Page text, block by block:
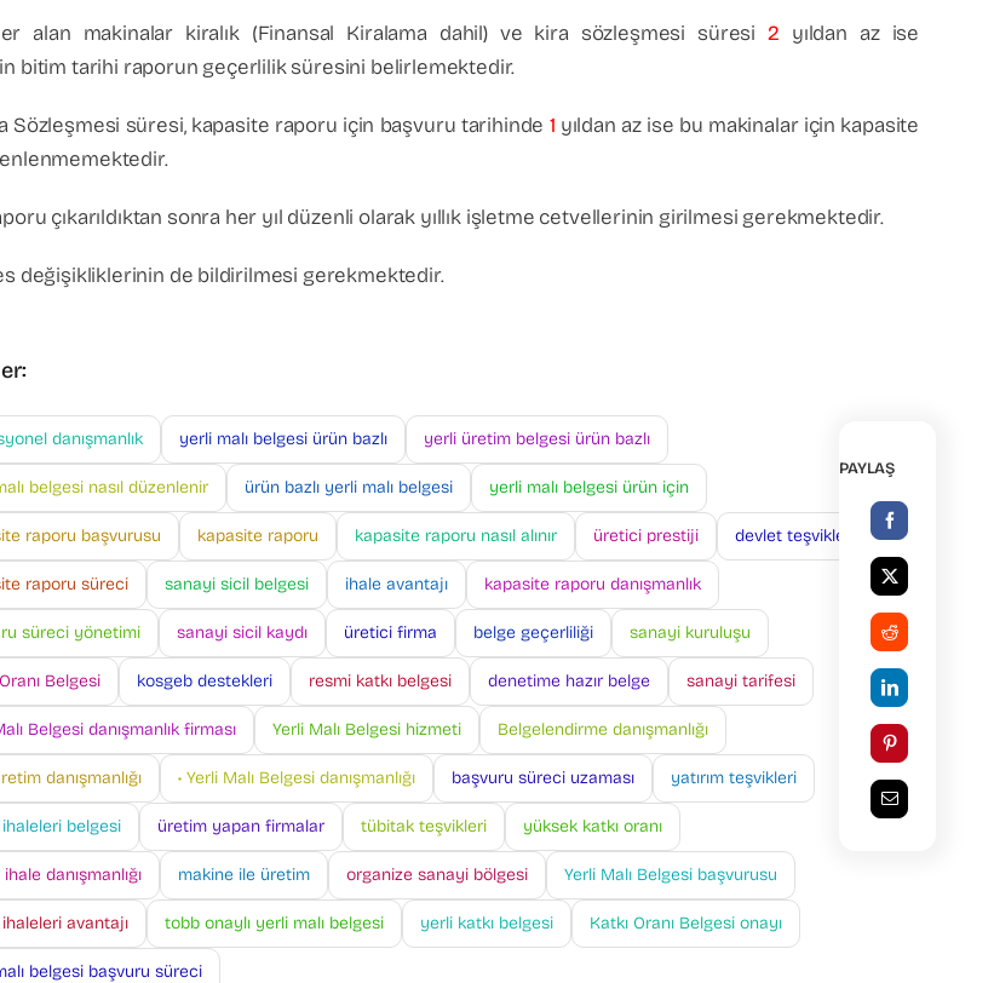
alan makinalar kiralık (Finansal Kiralama dahil) ve kira sözleşmesi süresi2 yıldan az ise
bitim tarihi raporun geçerlilik süresini belirlemektedir.
Sözleşmesi süresi, kapasite raporu için başvuru tarihinde 1 yıldan az ise bu makinalar için kapasite
çıkarıldıktan sonra her yıl düzenli olarak yıllık işletme cetvellerinin girilmesi gerekmektedir.
değişikliklerinin de bildirilmesi gerekmektedir.
danışmanlık yerli malı belgesi ürün bazlı yerli üretim belgesi ürün bazlı
belgesi nasıl düzenlenir ürün bazlı yerli malı belgesi yerli malı belgesi ürün için
raporu başvurusu kapasite raporu kapasite raporu nasıl alınır üretici prestiji devlet teşvikleri
raporu süreci sanayi sicil belgesi ihale avantajı kapasite raporu danışmanlık
süreci yönetimi sanayi sicil kaydı üretici firma belge geçerliliği sanayi kuruluşu
Belgesi kosgeb destekleri resmi katkı belgesi denetime hazır belge sanayi tarifesi
Belgesi danışmanlık firması Yerli Malı Belgesi hizmeti Belgelendirme danışmanlığı
danışmanlığı • Yerli Malı Belgesi danışmanlığı başvuru süreci uzaması yatırım teşvikleri
belgesi üretim yapan firmalar tübitak teşvikleri yüksek katkı oranı
danışmanlığı makine ile üretim organize sanayi bölgesi Yerli Malı Belgesi başvurusu
avantajı tobb onaylı yerli malı belgesi yerli katkı belgesi Katkı Oranı Belgesi onayı
belgesi başvuru süreci
PAYLAŞ